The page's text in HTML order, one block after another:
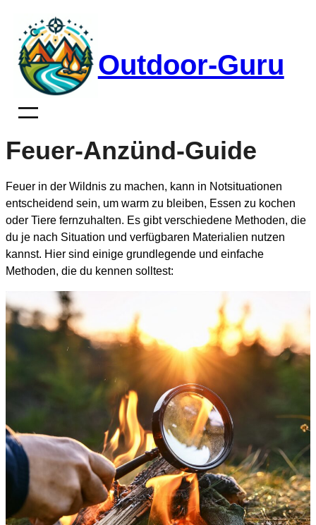
Inhalt
springen
Outdoor-Guru
Feuer-Anzünd-Guide
Feuer in der Wildnis zu machen, kann in Notsituationen
entscheidend sein, um warm zu bleiben, Essen zu kochen
oder Tiere fernzuhalten. Es gibt verschiedene Methoden, die
du je nach Situation und verfügbaren Materialien nutzen
kannst. Hier sind einige grundlegende und einfache
Methoden, die du kennen solltest: